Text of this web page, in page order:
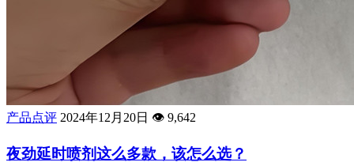
产品点评 2024年12月20日 👁️ 9,642
夜劲延时喷剂这么多款，该怎么选？